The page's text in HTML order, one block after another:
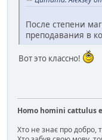
После степени
преподавания в
Вот это классно!
Homo homini cattulus
Хто не знає про добро,